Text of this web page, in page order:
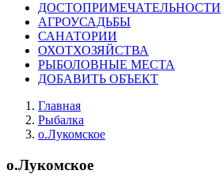
ДОСТОПРИМЕЧАТЕЛЬНОСТИ
АГРОУСАДЬБЫ
САНАТОРИИ
ОХОТХОЗЯЙСТВА
РЫБОЛОВНЫЕ МЕСТА
ДОБАВИТЬ ОБЪЕКТ
Главная
Рыбалка
о.Лукомское
о.Лукомское